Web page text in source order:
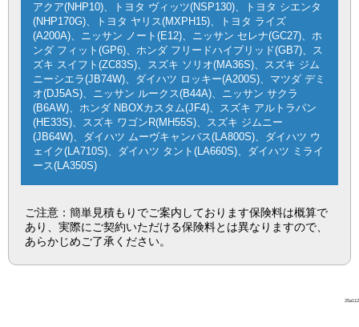
アクア(NHP10)、トヨタ ヴィッツ(NSP130)、トヨタ シエンタ
(NHP170G)、トヨタ ヤリス(MXPH15)、トヨタ ライズ
(A200A)、ニッサン ノート(E12)、ニッサン セレナ(GC27)、ホ
ンダ フィット(GP6)、ホンダ フリードハイブリッド(GB7)、ス
ズキ スイフト(ZC83S)、スズキ ソリオ(MA36S)、スズキ ジム
ニーシエラ(JB74W)、ダイハツ ロッキー(A200S)、マツダ デミ
オ(DJ5AS)、ニッサン ルークス(B44A)、ニッサン サクラ
(B6AW)、ホンダ NBOXカスタム(JF4)、スズキ アルトラパン
(HE33S)、スズキ ワゴンR(MH55S)、スズキ ジムニー
(JB64W)、ダイハツ ムーヴキャンバス(LA800S)、ダイハツ ウ
ェイク(LA710S)、ダイハツ タント(LA660S)、ダイハツ ミライ
ース(LA350S)
ご注意：簡単見積もりでご案内しております保険料は概算で
あり、実際にご契約いただける保険料とは異なりますので、
あらかじめご了承ください。
25a112